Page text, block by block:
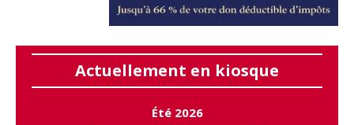
Actuellement en kiosque
Été 2026